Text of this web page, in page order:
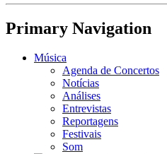
Primary Navigation
Música
Agenda de Concertos
Notícias
Análises
Entrevistas
Reportagens
Festivais
Som